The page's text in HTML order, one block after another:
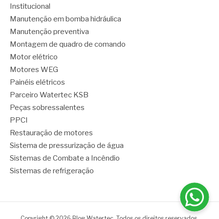
Institucional
Manutenção em bomba hidráulica
Manutenção preventiva
Montagem de quadro de comando
Motor elétrico
Motores WEG
Painéis elétricos
Parceiro Watertec KSB
Peças sobressalentes
PPCI
Restauração de motores
Sistema de pressurização de água
Sistemas de Combate a Incêndio
Sistemas de refrigeração